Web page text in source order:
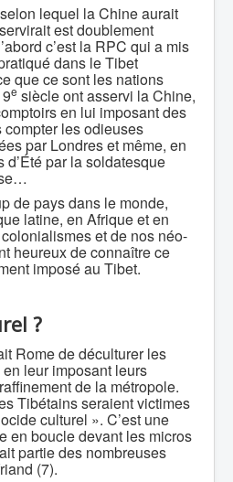
lequel la Chine aurait
est doublement
c’est la RPC qui a mis
dans le Tibet
que ce sont les nations
e siècle ont asservi la Chine,
en lui imposant des
les odieuses
par Londres et même, en
par la soldatesque
de pays dans le monde,
latine, en Afrique et en
et de nos néo-
heureux de connaître ce
imposé au Tibet.
?
Rome de déculturer les
leur imposant leurs
de la métropole.
Tibétains seraient victimes
culturel ». C’est une
en boucle devant les micros
partie des nombreuses
(7).